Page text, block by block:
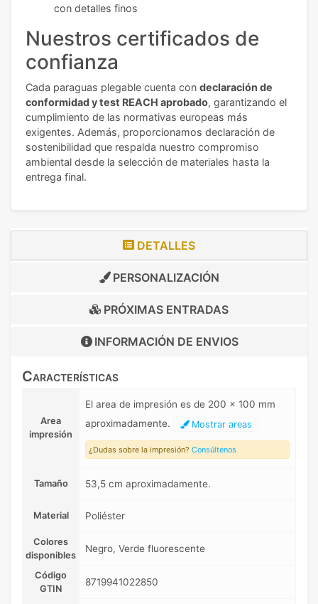
con detalles finos
Nuestros certificados de
confianza
Cada paraguas plegable cuenta con declaración de
conformidad y test REACH aprobado, garantizando el
cumplimiento de las normativas europeas más
exigentes. Además, proporcionamos declaración de
sostenibilidad que respalda nuestro compromiso
ambiental desde la selección de materiales hasta la
entrega final.
DETALLES
PERSONALIZACIÓN
PRÓXIMAS ENTRADAS
INFORMACIÓN DE ENVIOS
Características
Area
impresión
El area de impresión es de 200 x 100 mm
aproximadamente.
Mostrar areas
¿Dudas sobre la impresión? Consúltenos
Tamaño 53,5 cm aproximadamente.
Material Poliéster
Colores
disponibles
Negro, Verde fluorescente
Código
GTIN
8719941022850